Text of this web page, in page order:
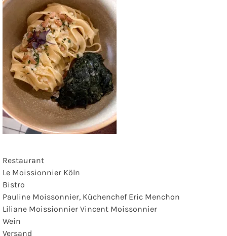
Restaurant
Le Moissionnier Köln
Bistro
Pauline Moissonnier, Küchenchef Eric Menchon
Liliane Moissionnier Vincent Moissonnier
Wein
Versand